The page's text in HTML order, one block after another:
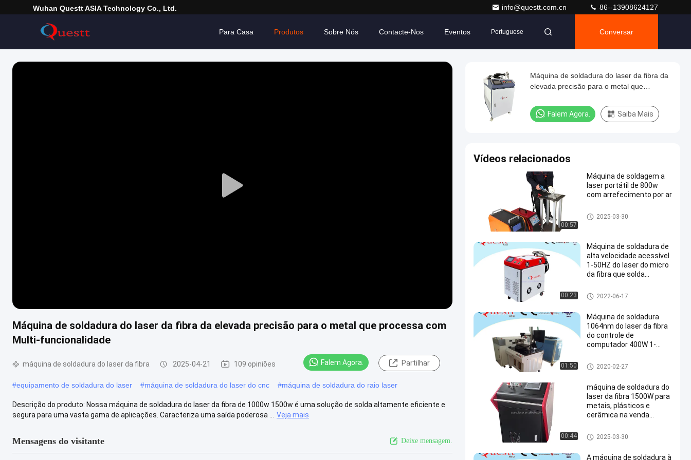
Wuhan Questt ASIA Technology Co., Ltd. info@questt.com.cn 86--13908624127
Para Casa Produtos Sobre Nós Contacte-Nos Eventos Portuguese Conversar
Play
Máquina de soldadura do laser da fibra da elevada precisão para o metal que processa com
Multi-funcionalidade
máquina de soldadura do laser da fibra 2025-04-21 109 opiniões Falem Agora. Partilhar
#equipamento de soldadura do laser #máquina de soldadura do laser do cnc #máquina de soldadura do raio laser
Descrição do produto: Nossa máquina de soldadura do laser da fibra de 1000w 1500w é uma solução de solda altamente eficiente e
segura para uma vasta gama de aplicações. Caracteriza uma saída poderosa ...
Veja mais
Mensagens do visitante Deixe mensagem.
Máquina de soldadura do laser da fibra da
elevada precisão para o metal que
Falem Agora. Saiba Mais
Vídeos relacionados
00:57
Máquina de soldagem a
laser portátil de 800w
com arrefecimento por ar
máquina de soldadura do las
er da fibra
2025-03-30
00:23
Máquina de soldadura de
alta velocidade acessível
1-50HZ do laser do micro
da fibra que solda
máquina de soldadura do las
er da fibra
2022-06-17
01:50
Máquina de soldadura
1064nm do laser da fibra
do controle de
computador 400W 1-
metal
máquina de soldadura do las
er da fibra
2020-02-27
00:44
máquina de soldadura do
laser da fibra 1500W para
metais, plásticos e
cerâmica na venda
máquina de soldadura do las
er da fibra
2025-03-30
A máquina de soldadura à